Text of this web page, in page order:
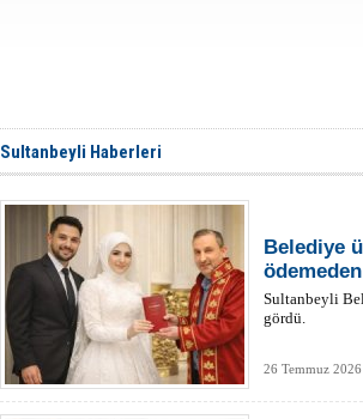
Sultanbeyli Haberleri
Belediye
Sultanbeyli
gördü.
26 Temmuz